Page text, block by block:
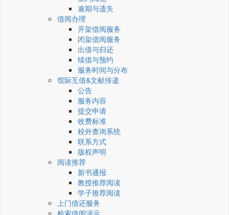
逾期与遗失
借阅办理
开架借阅服务
闭架借阅服务
出借与归还
续借与预约
服务时间与分布
馆际互借&文献传递
公告
服务内容
提交申请
收费标准
校外查询系统
联系方式
版权声明
阅读推荐
新书通报
教授推荐阅读
学子推荐阅读
上门借还服务